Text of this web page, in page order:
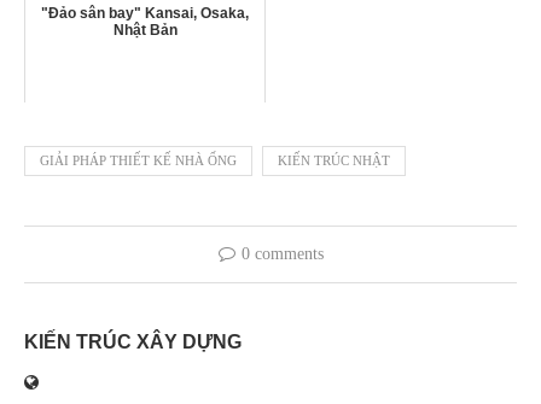
"Đảo sân bay" Kansai, Osaka,
Nhật Bản
GIẢI PHÁP THIẾT KẾ NHÀ ỐNG KIẾN TRÚC NHẬT
0 comments
KIẾN TRÚC XÂY DỰNG